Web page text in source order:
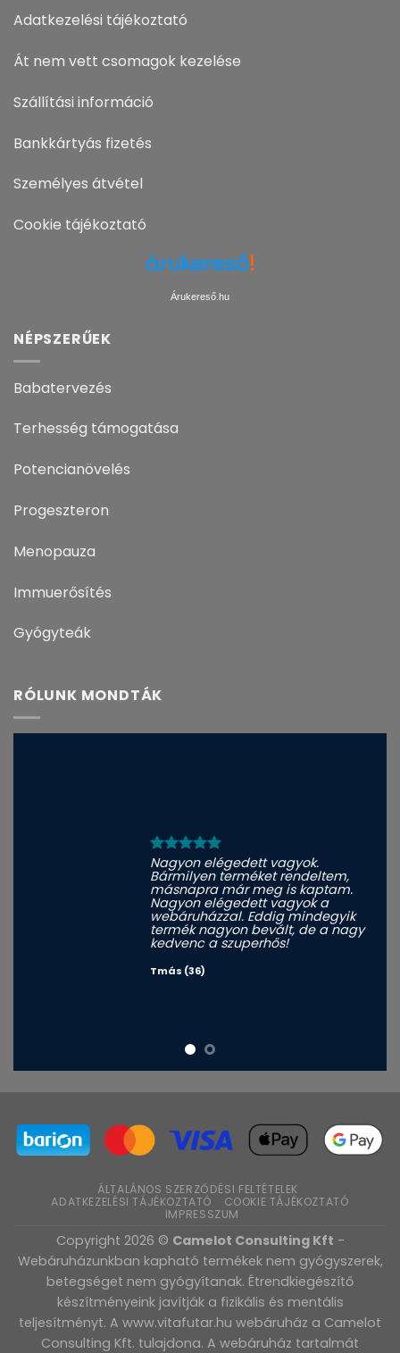
Adatkezelési tájékoztató
Át nem vett csomagok kezelése
Szállítási információ
Bankkártyás fizetés
Személyes átvétel
Cookie tájékoztató
Árukereső.hu
NÉPSZERŰEK
Babatervezés
Terhesség támogatása
Potencianövelés
Progeszteron
Menopauza
Immuerősítés
Gyógyteák
RÓLUNK MONDTÁK
Nagyon elégedett vagyok.
Bármilyen terméket rendeltem,
másnapra már meg is kaptam.
Nagyon elégedett vagyok a
webáruházzal. Eddig mindegyik
termék nagyon bevált, de a nagy
kedvenc a szuperhős!
Tmás (36)
ÁLTALÁNOS SZERZŐDÉSI FELTÉTELEK
ADATKEZELÉSI TÁJÉKOZTATÓ
COOKIE TÁJÉKOZTATÓ
IMPRESSZUM
Copyright 2026 © Camelot Consulting Kft -
Webáruházunkban kapható termékek nem gyógyszerek,
betegséget nem gyógyítanak. Étrendkiegészítő
készítményeink javítják a fizikális és mentális
teljesítményt. A www.vitafutar.hu webáruház a Camelot
Consulting Kft. tulajdona. A webáruház tartalmát